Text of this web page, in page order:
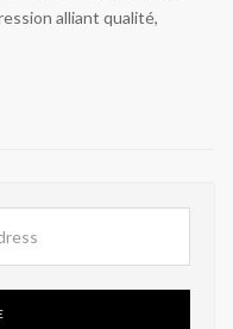
alliant qualité,